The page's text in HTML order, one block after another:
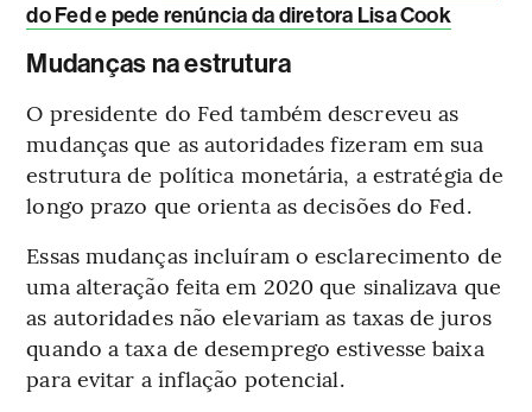
do Fed e pede renúncia da diretora Lisa Cook
Mudanças na estrutura
O presidente do Fed também descreveu as
mudanças que as autoridades fizeram em sua
estrutura de política monetária, a estratégia de
longo prazo que orienta as decisões do Fed.
Essas mudanças incluíram o esclarecimento de
uma alteração feita em 2020 que sinalizava que
as autoridades não elevariam as taxas de juros
quando a taxa de desemprego estivesse baixa
para evitar a inflação potencial.